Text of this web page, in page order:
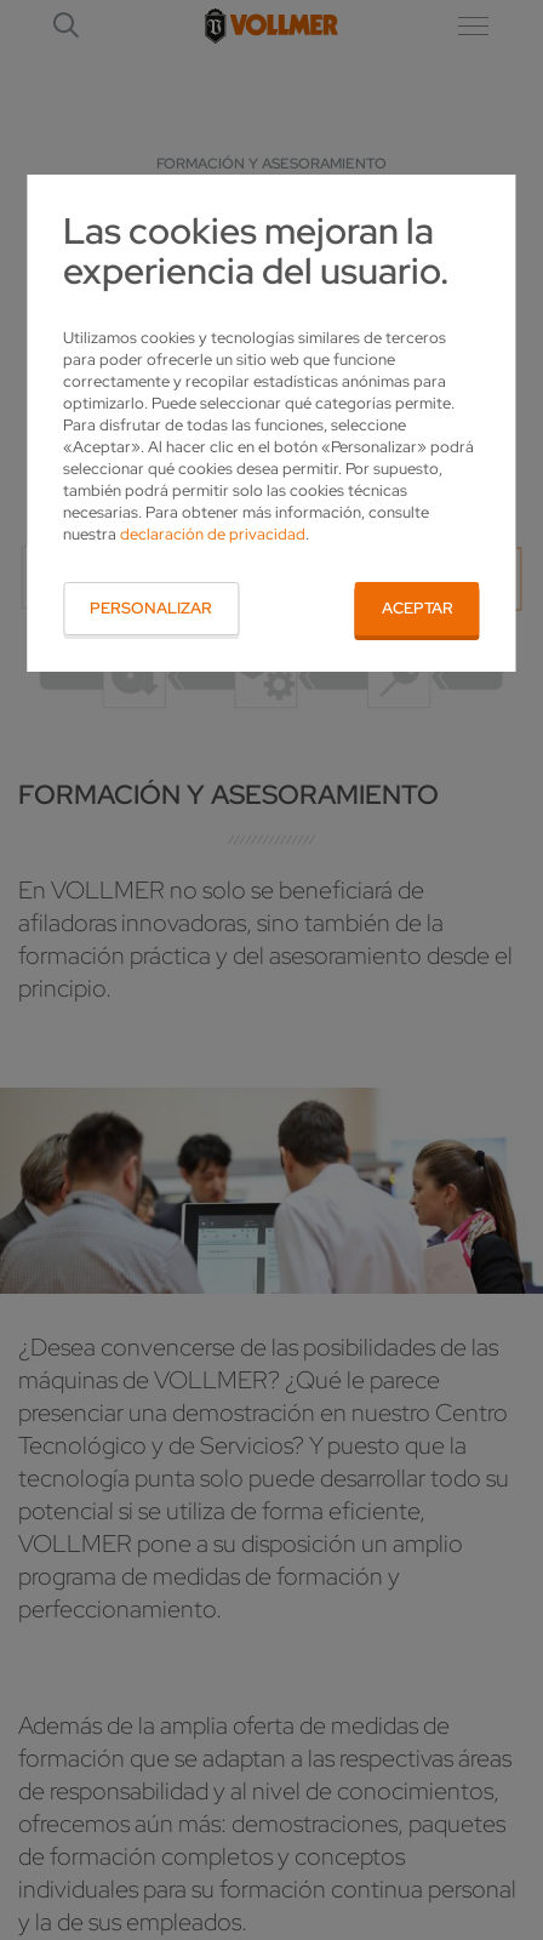
Las cookies mejoran la
experiencia del usuario.
Utilizamos cookies y tecnologías similares de terceros
para poder ofrecerle un sitio web que funcione
correctamente y recopilar estadísticas anónimas para
optimizarlo. Puede seleccionar qué categorías permite.
Para disfrutar de todas las funciones, seleccione
«Aceptar». Al hacer clic en el botón «Personalizar» podrá
seleccionar qué cookies desea permitir. Por supuesto,
también podrá permitir solo las cookies técnicas
necesarias. Para obtener más información, consulte
nuestradeclaración de privacidad.
PERSONALIZAR ACEPTAR
FORMACIÓN Y ASESORAMIENTO
AFILAMOS INCLUSO SUS SENTIDOS:
FORMACIÓN Y ASESORAMIENTO
FORMACIÓN Y ASESORAMIENTO
En VOLLMER no solo se beneficiará de
afiladoras innovadoras, sino también de la
formación práctica y del asesoramiento desde el
principio.
¿Desea convencerse de las posibilidades de las
máquinas de VOLLMER? ¿Qué le parece
presenciar una demostración en nuestro Centro
Tecnológico y de Servicios? Y puesto que la
tecnología punta solo puede desarrollar todo su
potencial si se utiliza de forma eficiente,
VOLLMER pone a su disposición un amplio
programa de medidas de formación y
perfeccionamiento.
Además de la amplia oferta de medidas de
formación que se adaptan a las respectivas áreas
de responsabilidad y al nivel de conocimientos,
ofrecemos aún más: demostraciones, paquetes
de formación completos y conceptos
individuales para su formación continua personal
y la de sus empleados.